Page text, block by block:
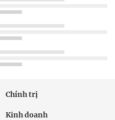
Chính trị
Kinh doanh